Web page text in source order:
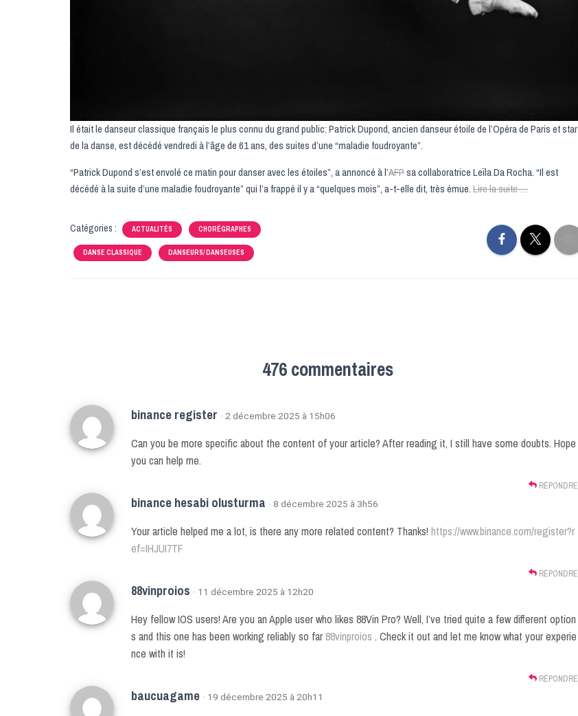
Il était le danseur classique français le plus connu du grand public: Patrick Dupond, ancien danseur étoile de l’Opéra de Paris et star
de la danse, est décédé vendredi à l’âge de 61 ans, des suites d’une “maladie foudroyante”.
“Patrick Dupond s’est envolé ce matin pour danser avec les étoiles”, a annoncé à l’AFPsa collaboratrice Leïla Da Rocha. “Il est
décédé à la suite d’une maladie foudroyante” qui l’a frappé il y a “quelques mois”, a-t-elle dit, très émue.Lire la suite …
Catégories : ACTUALITÉS CHORÉGRAPHES
DANSE CLASSIQUE DANSEURS/ DANSEUSES
476 commentaires
binance register · 2 décembre 2025 à 15h06
Can you be more specific about the content of your article? After reading it, I still have some doubts. Hope
you can help me.
RÉPONDRE
binance hesabi olusturma · 8 décembre 2025 à 3h56
Your article helped me a lot, is there any more related content? Thanks! https://www.binance.com/register?r
ef=IHJUI7TF
RÉPONDRE
88vinproios · 11 décembre 2025 à 12h20
Hey fellow IOS users! Are you an Apple user who likes 88Vin Pro? Well, I’ve tried quite a few different option
s and this one has been working reliably so far88vinproios . Check it out and let me know what your experie
nce with it is!
RÉPONDRE
baucuagame · 19 décembre 2025 à 20h11